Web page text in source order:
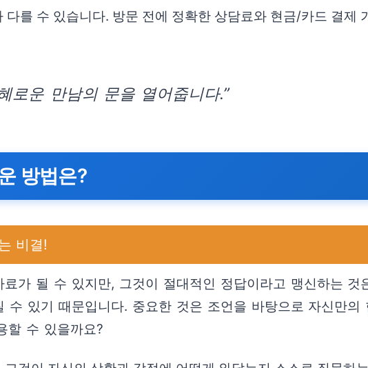
를 수 있습니다. 방문 전에 정확한 상담료와 현금/카드 결제
로운 만남의 문을 열어줍니다.”
방법은?
비결!
가 될 수 있지만, 그것이 절대적인 정답이라고 맹신하는 것
있기 때문입니다. 중요한 것은 조언을 바탕으로 자신만의
할 수 있을까요?